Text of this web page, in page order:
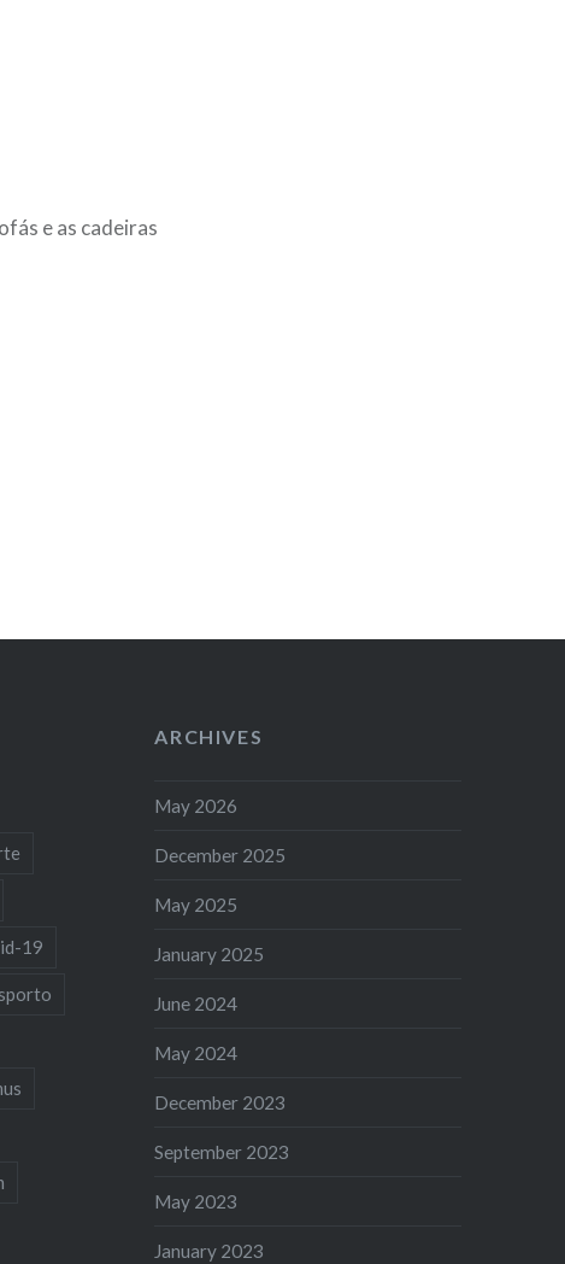
e as cadeiras
19
ARCHIVES
May 2026
December 2025
May 2025
January 2025
June 2024
May 2024
December 2023
September 2023
May 2023
January 2023